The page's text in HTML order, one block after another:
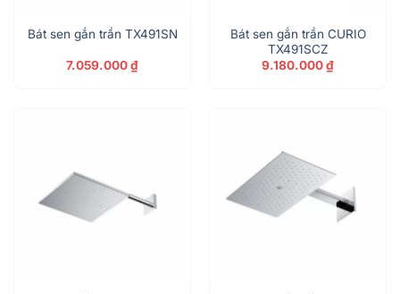
Bát sen gắn trần TX491SN
7.059.000₫
Bát sen gắn trần CURIO
TX491SCZ
9.180.000₫